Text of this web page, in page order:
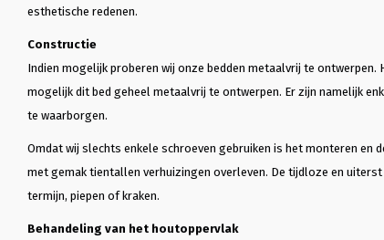
esthetische redenen.
Constructie
Indien mogelijk proberen wij onze bedden metaalvrij te ontwerpen.
mogelijk dit bed geheel metaalvrij te ontwerpen. Er zijn namelijk
te waarborgen.
Omdat wij slechts enkele schroeven gebruiken is het monteren en
met gemak tientallen verhuizingen overleven. De tijdloze en
termijn, piepen of kraken.
Behandeling van het houtoppervlak
zeer kwalitatief product! Denkt
steeds